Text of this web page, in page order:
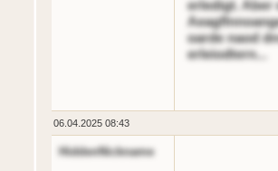
erledigt. Aber
oarde naod
erleiodtern...
06.04.2025 08:43
HiddenNickname